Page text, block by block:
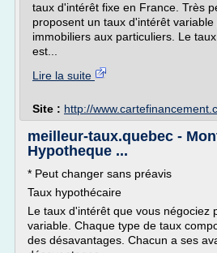
taux d'intérêt fixe en France. Très
proposent un taux d'intérêt
immobiliers aux particuliers. Le
est...
Lire la suite
Site : http://
meilleur-taux.quebec -
Hypotheque ...
* Peut changer sans préavis
Taux hypothécaire
Le taux d'intérêt que vous négociez
variable. Chaque type de taux
des désavantages. Chacun a ses